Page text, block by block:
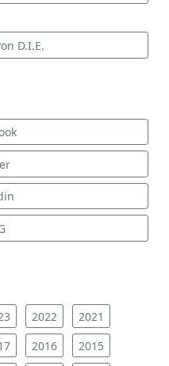
D.I.E.
2022
2021
2016
2015